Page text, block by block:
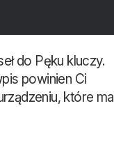
do Pęku kluczy.
powinien Ci
które ma